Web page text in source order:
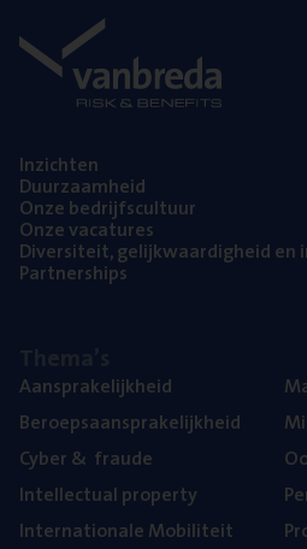
Inzich­ten
Duur­zaam­heid
Onze bedrijfs­cul­tuur
Onze vaca­tu­res
Diver­si­teit, gelijk­waar­dig­heid en
Part­ner­ships
Aan­spra­ke­lijk­heid
Beroeps­aan­spra­ke­lijk­heid
Cyber& fraude
Intel­lec­tu­al property
Inter­na­ti­o­na­le Mobiliteit